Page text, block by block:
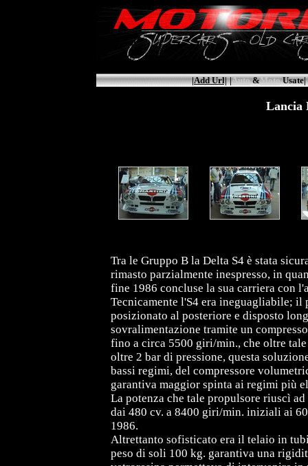
|Add Url| |Auto&MotoUsate|
Lancia
Tra le Gruppo B la Delta S4 è stata
rimasto parzialmente inespresso, in
fine 1986 concluse la sua carriera con
Tecnicamente l'S4 era ineguagliabile;
posizionato al posteriore e disposto
sovralimentazione tramite un
fino a circa 5500 giri/min., che oltre
oltre 2 bar di pressione, questa
bassi regimi, del compressore
garantiva maggior spinta ai regimi più
La potenza che tale propulsore riuscì
dai 480 cv. a 8400 giri/min. iniziali ai
1986.
Altrettanto sofisticato era il telaio in
peso di soli 100 kg. garantiva una